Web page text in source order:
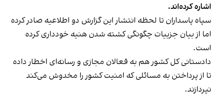
اشاره کرده‌اند.
سپاه پاسداران تا لحظه انتشار این گزارش دو اطلاعیه صادر کرده
اما از بیان جزییات چگونگی کشته شدن هنیه خود‌داری کرده
است.
دادستانی کل کشور هم به فعالان مجازی و رسانه‌ای اخطار داده
تا از پرداختن به مسائلی که امنیت کشور را مخدوش می‌کند
نپردازند.